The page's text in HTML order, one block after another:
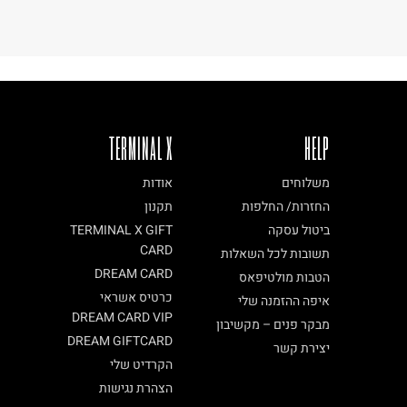
TERMINAL X
אודות
תקנון
TERMINAL X GIFT
CARD
DREAM CARD
כרטיס אשראי
DREAM CARD VIP
DREAM GIFTCARD
הקרדיט שלי
הצהרת נגישות
HELP
משלוחים
החזרות/ החלפות
ביטול עסקה
תשובות לכל השאלות
הטבות מולטיפאס
איפה ההזמנה שלי
מבקר פנים – מקשיבון
יצירת קשר